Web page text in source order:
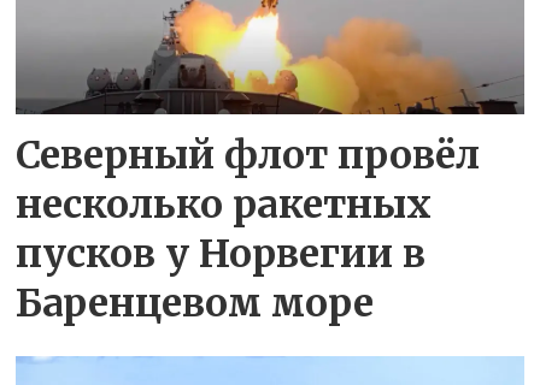
Северный флот провёл
несколько ракетных
пусков у Норвегии в
Баренцевом море